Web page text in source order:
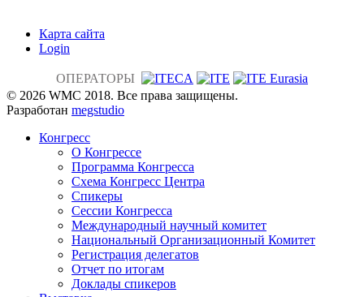
Карта сайта
Login
ОПЕРАТОРЫ
© 2026 WMC 2018. Все права защищены.
Разработан megstudio
Конгресс
О Конгрессе
Программа Конгресса
Схема Конгресс Центра
Спикеры
Сессии Конгресса
Международный научный комитет
Национальный Организационный Комитет
Регистрация делегатов
Отчет по итогам
Доклады спикеров